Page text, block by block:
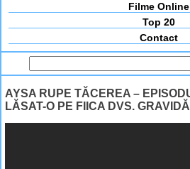
Filme Online
Top 20
Contact
AYSA RUPE TĂCEREA –
LĂSAT-O PE FIICA DVS.